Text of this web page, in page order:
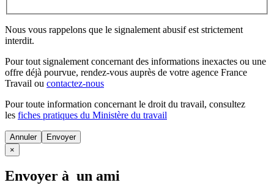
Nous vous rappelons que le signalement abusif est strictement
interdit.
Pour tout signalement concernant des informations inexactes ou une
offre déjà pourvue, rendez-vous auprès de votre agence France
Travail ou contactez-nous
Pour toute information concernant le droit du travail, consultez
les fiches pratiques du Ministère du travail
Annuler
×
Envoyer à un ami